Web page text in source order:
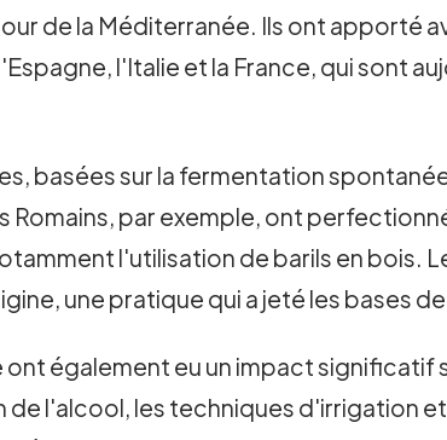
de la Méditerranée. Ils ont apporté
l'Italie et la France, qui sont
basées sur la fermentation
Romains, par exemple, ont
l'utilisation de barils en bois.
une pratique qui a jeté les bases
ont également eu un impact
de l'alcool, les techniques d'irrigation